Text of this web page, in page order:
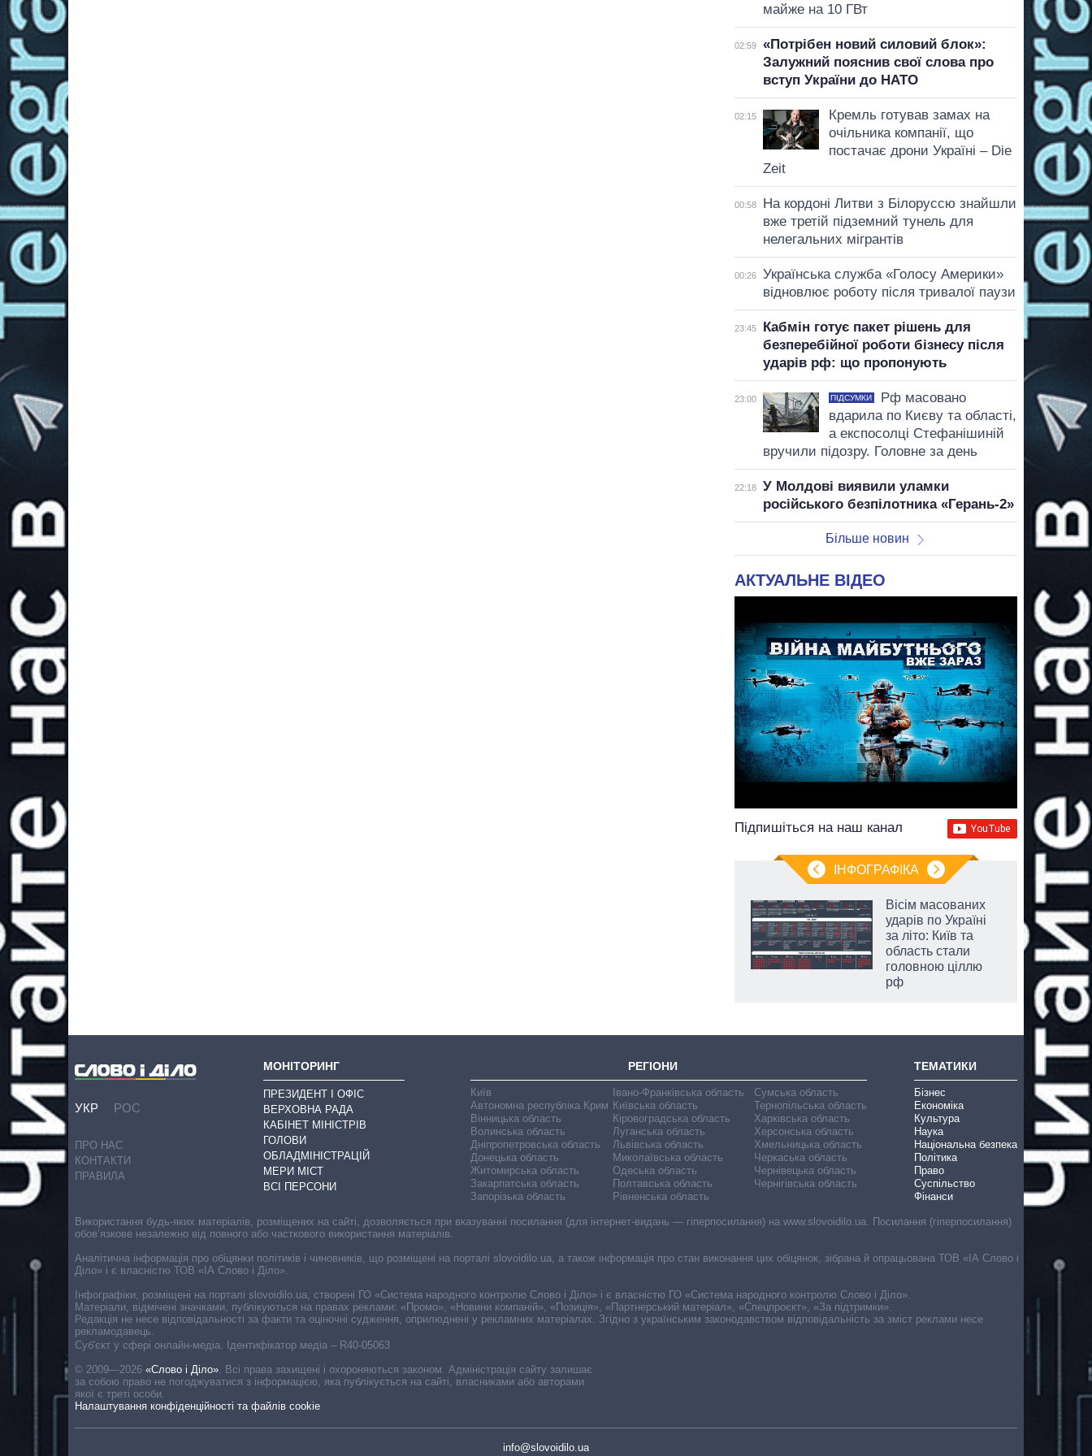
майже на 10 ГВт
02:59
«Потрібен новий силовий блок»:
Залужний пояснив свої слова про
вступ України до НАТО
02:15
Кремль готував замах на
очільника компанії, що
постачає дрони Україні – Die
Zeit
00:58
На кордоні Литви з Білоруссю знайшли
вже третій підземний тунель для
нелегальних мігрантів
00:26
Українська служба «Голосу Америки»
відновлює роботу після тривалої паузи
23:45
Кабмін готує пакет рішень для
безперебійної роботи бізнесу після
ударів рф: що пропонують
23:00 ПІДСУМКИ
Рф масовано
вдарила по Києву та області,
а експосолці Стефанішиній
вручили підозру. Головне за день
22:18
У Молдові виявили уламки
російського безпілотника «Герань-2»
Більше новин
АКТУАЛЬНЕ ВІДЕО
Підпишіться на наш канал
ІНФОГРАФІКА
Вісім масованих
ударів по Україні
за літо: Київ та
область стали
головною ціллю
рф
УКР РОС
ПРО НАС
КОНТАКТИ
ПРАВИЛА
МОНІТОРИНГ
ПРЕЗИДЕНТ І ОФІС
ВЕРХОВНА РАДА
КАБІНЕТ МІНІСТРІВ
ГОЛОВИ
ОБЛАДМІНІСТРАЦІЙ
МЕРИ МІСТ
ВСІ ПЕРСОНИ
РЕГІОНИ
Київ
Автономна республіка Крим
Вінницька область
Волинська область
Дніпропетровська область
Донецька область
Житомирська область
Закарпатська область
Запорізька область
Івано-Франківська область
Київська область
Кіровоградська область
Луганська область
Львівська область
Миколаївська область
Одеська область
Полтавська область
Рівненська область
Сумська область
Тернопільська область
Харківська область
Херсонська область
Хмельницька область
Черкаська область
Чернівецька область
Чернігівська область
ТЕМАТИКИ
Бізнес
Економіка
Культура
Наука
Національна безпека
Політика
Право
Суспільство
Фінанси
Cуб'єкт у сфері онлайн-медіа. Ідентифікатор медіа – R40-05063
© 2009—2026 «Слово і Діло»
Всі права захищені і охороняються законом. Адміністрація сайту залишає
за собою право не погоджуватися з інформацією, яка публікується на сайті, власниками або авторами
якої є треті особи.
Налаштування конфіденційності та файлів cookie
info@slovoidilo.ua
Використання будь-яких матеріалів, розміщених на сайті, дозволяється при вказуванні посилання (для інтернет-видань — гіперпосилання) на www.slovoidilo.ua. Посилання (гіперпосилання)
обов’язкове незалежно від повного або часткового використання матеріалів.
Аналітична інформація про обіцянки політиків і чиновників, що розміщені на порталі slovoidilo.ua, а також інформація про стан виконання цих обіцянок, зібрана й опрацьована ТОВ «ІА Слово і
Діло» і є власністю ТОВ «ІА Слово і Діло».
Інфографіки, розміщені на порталі slovoidilo.ua, створені ГО «Система народного контролю Слово і Діло» і є власністю ГО «Система народного контролю Слово і Діло».
Матеріали, відмічені значками, публікуються на правах реклами: «Промо», «Новини компаній», «Позиція», «Партнерський матеріал», «Спецпроєкт», «За підтримки».
Редакція не несе відповідальності за факти та оціночні судження, оприлюднені у рекламних матеріалах. Згідно з українським законодавством відповідальність за зміст реклами несе
рекламодавець.